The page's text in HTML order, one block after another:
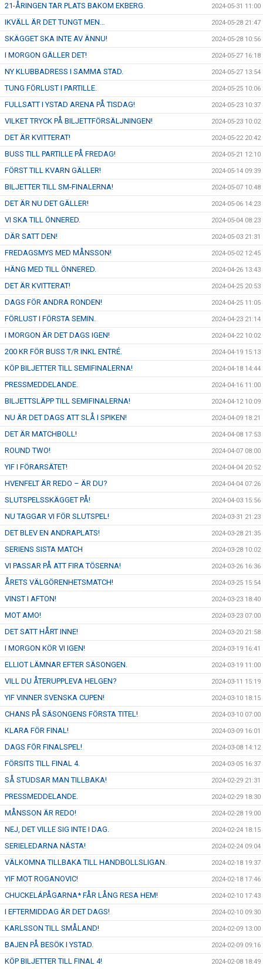
21-ÅRINGEN TAR PLATS BAKOM EKBERG. 2024-05-31 11:00
IKVÄLL ÄR DET TUNGT MEN… 2024-05-28 21:47
SKÄGGET SKA INTE AV ÄNNU! 2024-05-28 10:56
I MORGON GÄLLER DET! 2024-05-27 16:18
NY KLUBBADRESS I SAMMA STAD. 2024-05-27 13:54
TUNG FÖRLUST I PARTILLE. 2024-05-25 10:06
FULLSATT I YSTAD ARENA PÅ TISDAG! 2024-05-23 10:37
VILKET TRYCK PÅ BILJETTFÖRSÄLJNINGEN! 2024-05-23 10:02
DET ÄR KVITTERAT! 2024-05-22 20:42
BUSS TILL PARTILLE PÅ FREDAG! 2024-05-21 12:10
FÖRST TILL KVARN GÄLLER! 2024-05-14 09:39
BILJETTER TILL SM-FINALERNA! 2024-05-07 10:48
DET ÄR NU DET GÄLLER! 2024-05-06 14:23
VI SKA TILL ÖNNERED. 2024-05-04 08:23
DÄR SATT DEN! 2024-05-03 21:31
FREDAGSMYS MED MÅNSSON! 2024-05-02 12:45
HÄNG MED TILL ÖNNERED. 2024-04-26 13:43
DET ÄR KVITTERAT! 2024-04-25 20:53
DAGS FÖR ANDRA RONDEN! 2024-04-25 11:05
FÖRLUST I FÖRSTA SEMIN. 2024-04-23 21:14
I MORGON ÄR DET DAGS IGEN! 2024-04-22 10:02
200 KR FÖR BUSS T/R INKL ENTRÉ. 2024-04-19 15:13
KÖP BILJETTER TILL SEMIFINALERNA! 2024-04-18 14:44
PRESSMEDDELANDE. 2024-04-16 11:00
BILJETTSLÄPP TILL SEMIFINALERNA! 2024-04-12 10:09
NU ÄR DET DAGS ATT SLÅ I SPIKEN! 2024-04-09 18:21
DET ÄR MATCHBOLL! 2024-04-08 17:53
ROUND TWO! 2024-04-07 08:00
YIF I FÖRARSÄTET! 2024-04-04 20:52
HVENFELT ÄR REDO – ÄR DU? 2024-04-04 07:26
SLUTSPELSSKÄGGET PÅ! 2024-04-03 15:56
NU TAGGAR VI FÖR SLUTSPEL! 2024-03-31 21:23
DET BLEV EN ANDRAPLATS! 2024-03-28 21:35
SERIENS SISTA MATCH 2024-03-28 10:02
VI PASSAR PÅ ATT FIRA TÖSERNA! 2024-03-26 16:36
ÅRETS VÄLGÖRENHETSMATCH! 2024-03-25 15:54
VINST I AFTON! 2024-03-23 18:40
MOT AMO! 2024-03-23 07:00
DET SATT HÅRT INNE! 2024-03-20 21:58
I MORGON KÖR VI IGEN! 2024-03-19 16:41
ELLIOT LÄMNAR EFTER SÄSONGEN. 2024-03-19 11:00
VILL DU ÅTERUPPLEVA HELGEN? 2024-03-11 15:19
YIF VINNER SVENSKA CUPEN! 2024-03-10 18:15
CHANS PÅ SÄSONGENS FÖRSTA TITEL! 2024-03-10 07:00
KLARA FÖR FINAL! 2024-03-09 16:01
DAGS FÖR FINALSPEL! 2024-03-08 14:12
FÖRSITS TILL FINAL 4. 2024-03-05 16:37
SÅ STUDSAR MAN TILLBAKA! 2024-02-29 21:31
PRESSMEDDELANDE. 2024-02-29 18:30
MÅNSSON ÄR REDO! 2024-02-28 19:00
NEJ, DET VILLE SIG INTE I DAG. 2024-02-24 18:15
SERIELEDARNA NÄSTA! 2024-02-24 09:04
VÄLKOMNA TILLBAKA TILL HANDBOLLSLIGAN. 2024-02-18 19:37
YIF MOT ROGANOVIC! 2024-02-18 17:46
CHUCKELÁPÅGARNA* FÅR LÅNG RESA HEM! 2024-02-10 17:43
I EFTERMIDDAG ÄR DET DAGS! 2024-02-10 09:30
KARLSSON TILL SMÅLAND! 2024-02-09 13:00
BAJEN PÅ BESÖK I YSTAD. 2024-02-09 09:16
KÖP BILJETTER TILL FINAL 4! 2024-02-08 18:49